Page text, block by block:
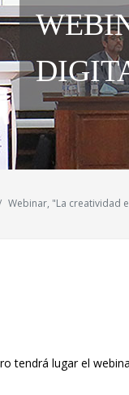
Webinar, "La creatividad
tendrá lugar el